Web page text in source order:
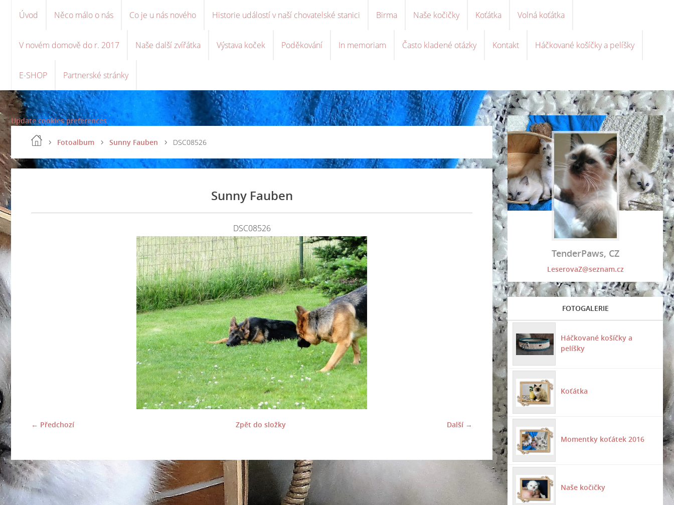
Úvod Něco málo o nás Co je u nás nového Historie událostí v naší chovatelské stanici Birma Naše kočičky Koťátka Volná koťátka
V novém domově do r. 2017 Naše další zvířátka Výstava koček Poděkování In memoriam Často kladené otázky Kontakt Háčkované košíčky a pelíšky
E-SHOP Partnerské stránky
Update cookies preferences
Fotoalbum Sunny Fauben DSC08526
Sunny Fauben
DSC08526
← Předchozí Další →
Zpět do složky
TenderPaws, CZ
LeserovaZ@seznam.cz
FOTOGALERIE
Háčkované košíčky a
pelíšky
Koťátka
Momentky koťátek 2016
Naše kočičky